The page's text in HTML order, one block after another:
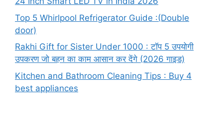
Top 5 Whirlpool Refrigerator Guide :(Double
door)
Rakhi Gift for Sister Under 1000 : टॉप 5 उपयोगी
उपकरण जो बहन का काम आसान कर देंगे (2026 गाइड)
Kitchen and Bathroom Cleaning Tips : Buy 4
best appliances